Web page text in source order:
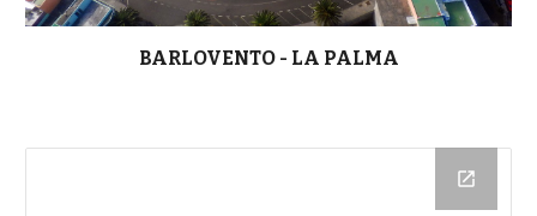
BARLOVENTO - LA PALMA